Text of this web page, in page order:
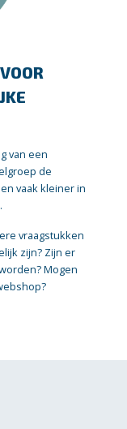
van een
de
vaak kleiner in
vraagstukken
zijn? Zijn er
Mogen